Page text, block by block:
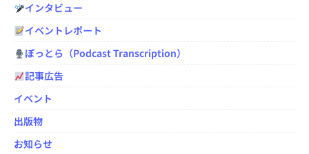
インタビュー
イベントレポート
ぽっとら（Podcast Transcription）
記事広告
イベント
出版物
お知らせ